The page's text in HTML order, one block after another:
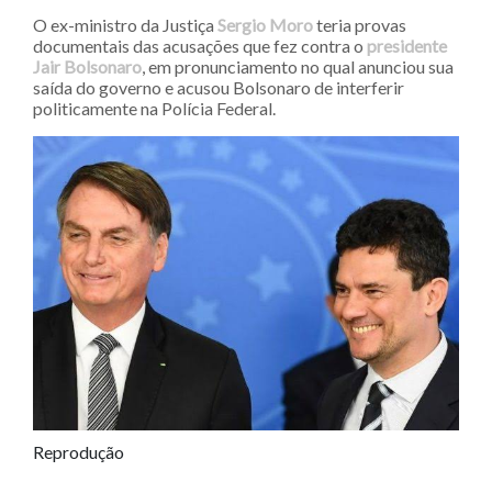
O ex-ministro da Justiça Sergio Moroteria provas
documentais das acusações que fez contra o presidente
Jair Bolsonaro, em pronunciamento no qual anunciou sua
saída do governo e acusou Bolsonaro de interferir
politicamente na Polícia Federal.
Reprodução